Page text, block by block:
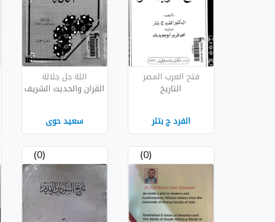
فتح العرب المصر
التاريخ
الفرد ج بتلر
اللة جل جلالة
القران والحديث الشريف
سعيد حوى
(0)
(0)